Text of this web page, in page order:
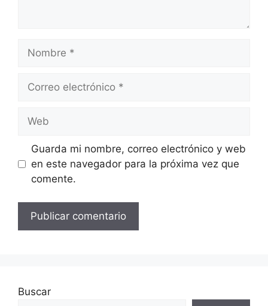
Nombre
Correo
Web
Guarda mi nombre, correo electrónico y web
en este navegador para la próxima vez que
comente.
Buscar